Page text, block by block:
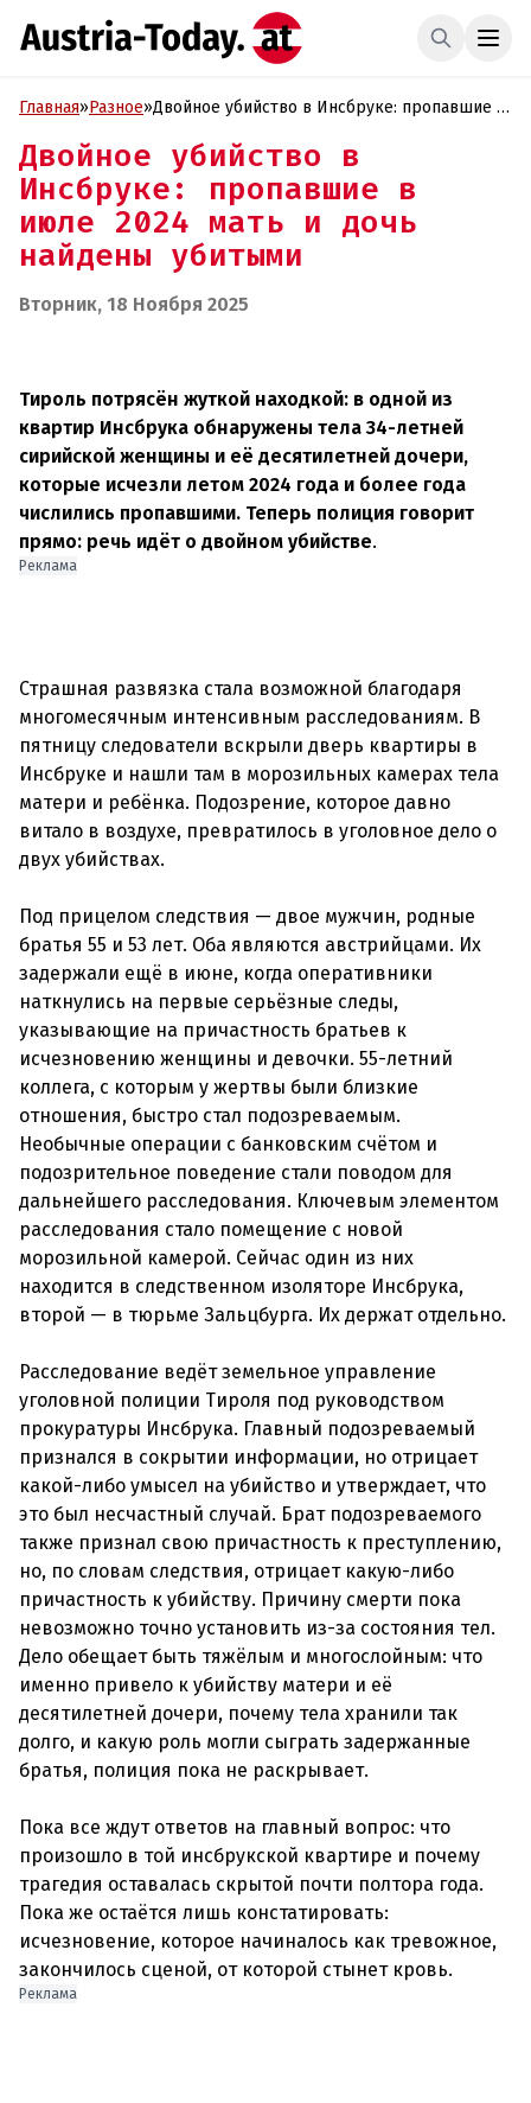
Главная»Разное»Двойное убийство в Инсбруке: пропавшие в
Двойное убийство в
Инсбруке: пропавшие в
июле 2024 мать и дочь
найдены убитыми
Вторник, 18 Ноября 2025
Тироль потрясён жуткой находкой: в одной из
квартир Инсбрука обнаружены тела 34-летней
сирийской женщины и её десятилетней дочери,
которые исчезли летом 2024 года и более года
числились пропавшими. Теперь полиция говорит
прямо: речь идёт о двойном убийстве.
Реклама
Страшная развязка стала возможной благодаря
многомесячным интенсивным расследованиям. В
пятницу следователи вскрыли дверь квартиры в
Инсбруке и нашли там в морозильных камерах тела
матери и ребёнка. Подозрение, которое давно
витало в воздухе, превратилось в уголовное дело о
двух убийствах.
Под прицелом следствия — двое мужчин, родные
братья 55 и 53 лет. Оба являются австрийцами. Их
задержали ещё в июне, когда оперативники
наткнулись на первые серьёзные следы,
указывающие на причастность братьев к
исчезновению женщины и девочки. 55-летний
коллега, с которым у жертвы были близкие
отношения, быстро стал подозреваемым.
Необычные операции с банковским счётом и
подозрительное поведение стали поводом для
дальнейшего расследования. Ключевым элементом
расследования стало помещение с новой
морозильной камерой. Сейчас один из них
находится в следственном изоляторе Инсбрука,
второй — в тюрьме Зальцбурга. Их держат отдельно.
Расследование ведёт земельное управление
уголовной полиции Тироля под руководством
прокуратуры Инсбрука. Главный подозреваемый
признался в сокрытии информации, но отрицает
какой-либо умысел на убийство и утверждает, что
это был несчастный случай. Брат подозреваемого
также признал свою причастность к преступлению,
но, по словам следствия, отрицает какую-либо
причастность к убийству. Причину смерти пока
невозможно точно установить из-за состояния тел.
Дело обещает быть тяжёлым и многослойным: что
именно привело к убийству матери и её
десятилетней дочери, почему тела хранили так
долго, и какую роль могли сыграть задержанные
братья, полиция пока не раскрывает.
Пока все ждут ответов на главный вопрос: что
произошло в той инсбрукской квартире и почему
трагедия оставалась скрытой почти полтора года.
Пока же остаётся лишь констатировать:
исчезновение, которое начиналось как тревожное,
закончилось сценой, от которой стынет кровь.
Реклама